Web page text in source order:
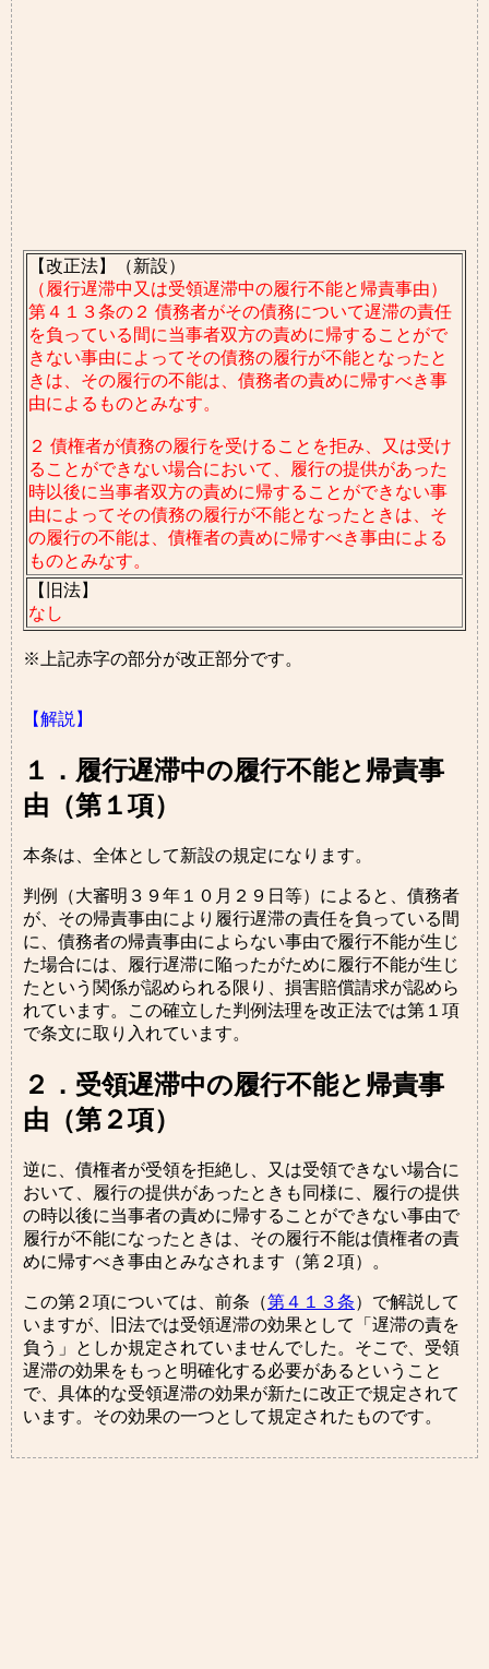
【改正法】（新設）
（履行遅滞中又は受領遅滞中の履行不能と帰責事由）
第４１３条の２ 債務者がその債務について遅滞の責任
を負っている間に当事者双方の責めに帰することがで
きない事由によってその債務の履行が不能となったと
きは、その履行の不能は、債務者の責めに帰すべき事
由によるものとみなす。
２ 債権者が債務の履行を受けることを拒み、又は受け
ることができない場合において、履行の提供があった
時以後に当事者双方の責めに帰することができない事
由によってその債務の履行が不能となったときは、そ
の履行の不能は、債権者の責めに帰すべき事由による
ものとみなす。
【旧法】
なし
※上記赤字の部分が改正部分です。
【解説】
１．履行遅滞中の履行不能と帰責事
由（第１項）
本条は、全体として新設の規定になります。
判例（大審明３９年１０月２９日等）によると、債務者
が、その帰責事由により履行遅滞の責任を負っている間
に、債務者の帰責事由によらない事由で履行不能が生じ
た場合には、履行遅滞に陥ったがために履行不能が生じ
たという関係が認められる限り、損害賠償請求が認めら
れています。この確立した判例法理を改正法では第１項
で条文に取り入れています。
２．受領遅滞中の履行不能と帰責事
由（第２項）
逆に、債権者が受領を拒絶し、又は受領できない場合に
おいて、履行の提供があったときも同様に、履行の提供
の時以後に当事者の責めに帰することができない事由で
履行が不能になったときは、その履行不能は債権者の責
めに帰すべき事由とみなされます（第２項）。
この第２項については、前条（第４１３条）で解説して
いますが、旧法では受領遅滞の効果として「遅滞の責を
負う」としか規定されていませんでした。そこで、受領
遅滞の効果をもっと明確化する必要があるということ
で、具体的な受領遅滞の効果が新たに改正で規定されて
います。その効果の一つとして規定されたものです。